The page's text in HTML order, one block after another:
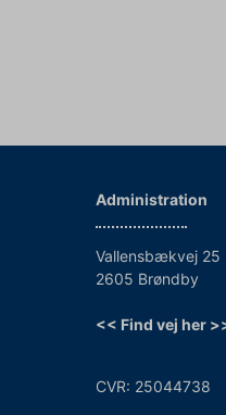
Administration
Vallensbækvej 25
2605 Brøndby
<< Find vej her
CVR: 25044738